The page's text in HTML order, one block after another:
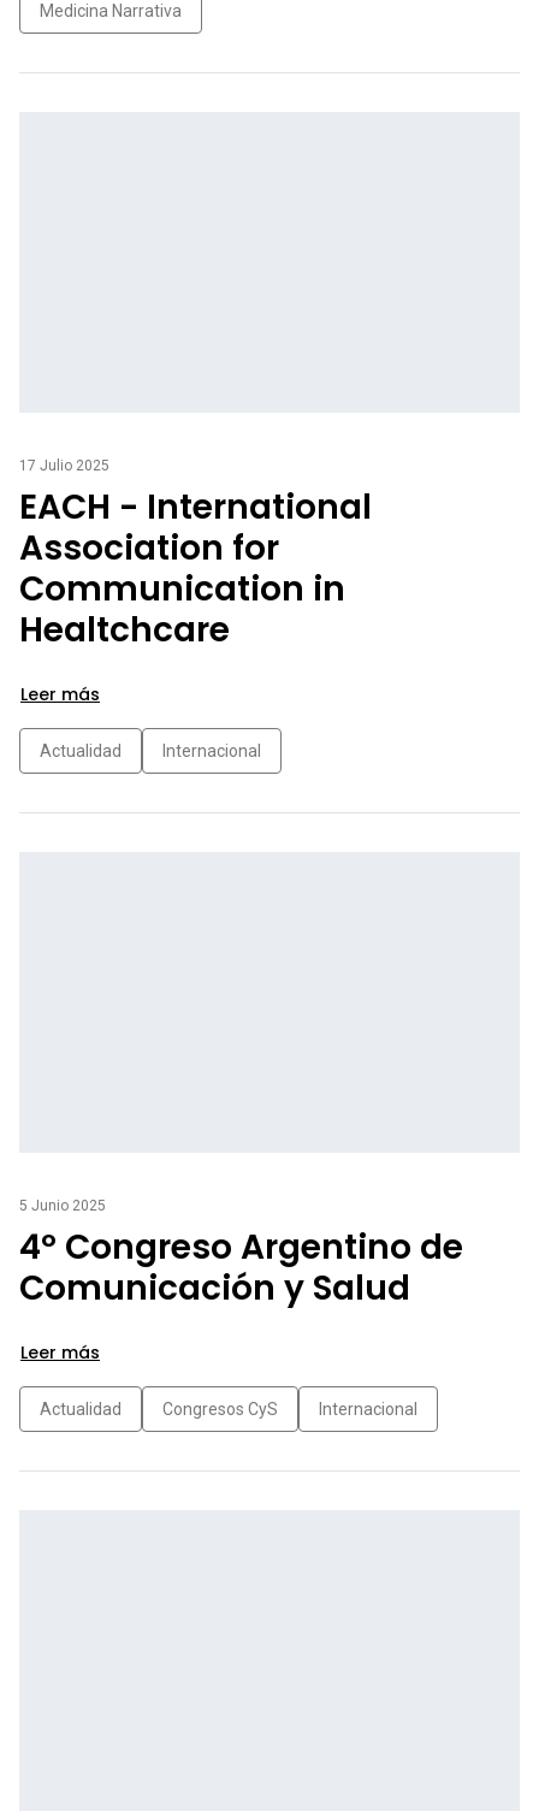
Medicina Narrativa
17 Julio 2025
EACH - International
Association for
Communication in
Healtchcare
Leer más
Actualidad Internacional
5 Junio 2025
4º Congreso Argentino de
Comunicación y Salud
Leer más
Actualidad Congresos CyS Internacional